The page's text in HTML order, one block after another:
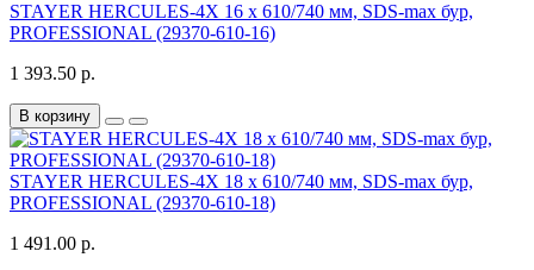
STAYER HERCULES-4Х 16 x 610/740 мм, SDS-max бур,
PROFESSIONAL (29370-610-16)
1 393.50 р.
В корзину
STAYER HERCULES-4Х 18 x 610/740 мм, SDS-max бур,
PROFESSIONAL (29370-610-18)
1 491.00 р.